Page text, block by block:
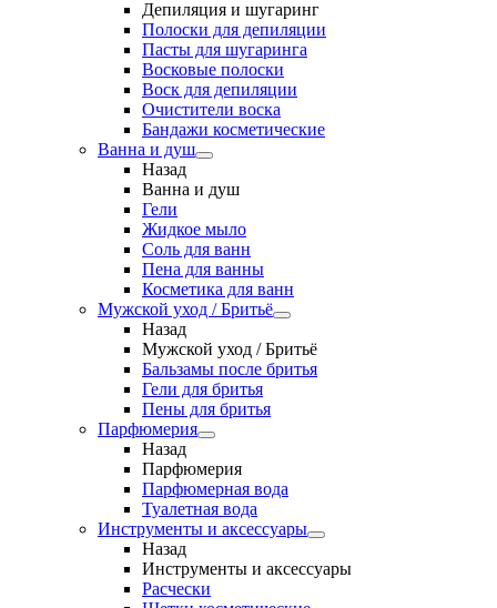
Депиляция и шугаринг
Полоски для депиляции
Пасты для шугаринга
Восковые полоски
Воск для депиляции
Очистители воска
Бандажи косметические
Ванна и душ
Назад
Ванна и душ
Гели
Жидкое мыло
Соль для ванн
Пена для ванны
Косметика для ванн
Мужской уход / Бритьё
Назад
Мужской уход / Бритьё
Бальзамы после бритья
Гели для бритья
Пены для бритья
Парфюмерия
Назад
Парфюмерия
Парфюмерная вода
Туалетная вода
Инструменты и аксессуары
Назад
Инструменты и аксессуары
Расчески